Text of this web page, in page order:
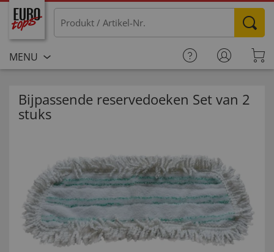
MENU
Bijpassende reservedoeken Set van 2
stuks